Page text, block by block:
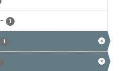
- 1
1